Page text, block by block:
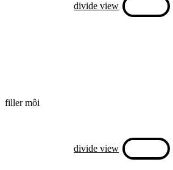
divide view
filler môi
divide view